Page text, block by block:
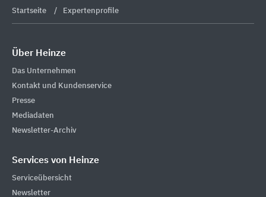
Startseite Expertenprofile
Über Heinze
Das Unternehmen
Kontakt und Kundenservice
Presse
Mediadaten
Newsletter-Archiv
Services von Heinze
Serviceübersicht
Newsletter